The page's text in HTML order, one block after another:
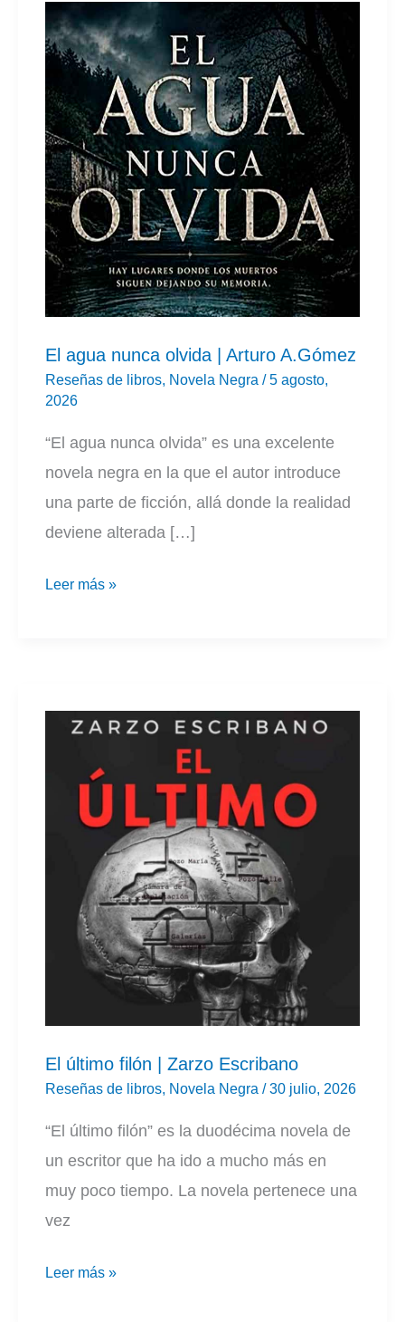
El agua nunca olvida | Arturo A.Gómez
Reseñas de libros, Novela Negra /5 agosto,
2026
“El agua nunca olvida” es una excelente
novela negra en la que el autor introduce
una parte de ficción, allá donde la realidad
deviene alterada […]
El
Arturo
Leer más »
El último filón | Zarzo Escribano
Reseñas de libros, Novela Negra /30 julio, 2026
“El último filón” es la duodécima novela de
un escritor que ha ido a mucho más en
muy poco tiempo. La novela pertenece una
vez
El
Leer más »